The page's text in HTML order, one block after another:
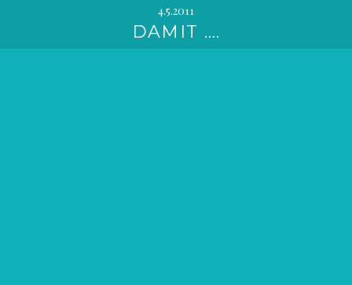
4.5.2011
DAMIT ….